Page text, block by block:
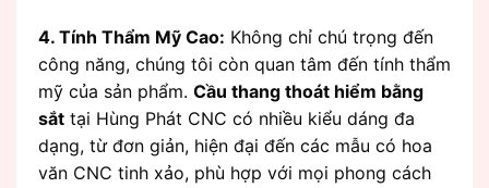
4. Tính Thẩm Mỹ Cao: Không chỉ chú trọng đến
công năng, chúng tôi còn quan tâm đến tính thẩm
mỹ của sản phẩm. Cầu thang thoát hiểm bằng
sắt tại Hùng Phát CNC có nhiều kiểu dáng đa
dạng, từ đơn giản, hiện đại đến các mẫu có hoa
văn CNC tinh xảo, phù hợp với mọi phong cách